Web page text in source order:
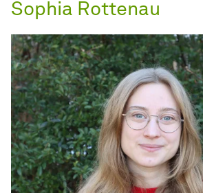
Sophia Rottenau